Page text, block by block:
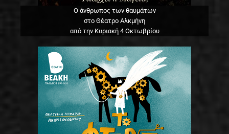
Ο άνθρωπος των θαυμάτων
στο Θέατρο Αλκμήνη
από την Κυριακή 4 Οκτωβρίου